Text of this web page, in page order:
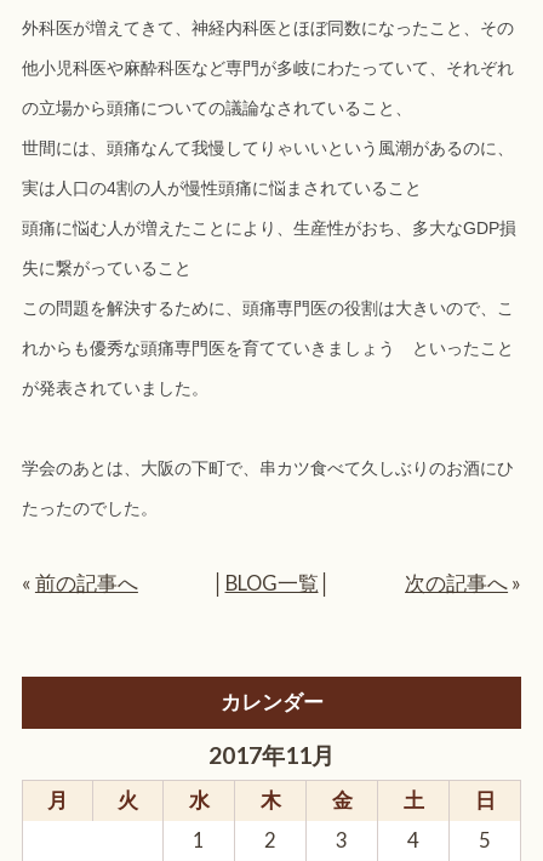
外科医が増えてきて、神経内科医とほぼ同数になったこと、その
他小児科医や麻酔科医など専門が多岐にわたっていて、それぞれ
の立場から頭痛についての議論なされていること、
世間には、頭痛なんて我慢してりゃいいという風潮があるのに、
実は人口の4割の人が慢性頭痛に悩まされていること
頭痛に悩む人が増えたことにより、生産性がおち、多大なGDP損
失に繋がっていること
この問題を解決するために、頭痛専門医の役割は大きいので、こ
れからも優秀な頭痛専門医を育てていきましょう といったこと
が発表されていました。
学会のあとは、大阪の下町で、串カツ食べて久しぶりのお酒にひ
たったのでした。
« 前の記事へ BLOG一覧 次の記事へ »
カレンダー
2017年11月
月 火 水 木 金 土
日
1
2 3 4
5